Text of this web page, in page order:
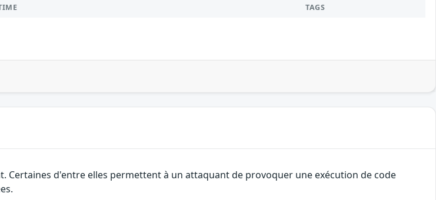
TAGS
Certaines d'entre elles permettent à un attaquant de provoquer une exécution de code